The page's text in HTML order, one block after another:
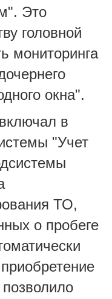
Это
головной
мониторинга
окна".
в
"Учет
ТО,
о пробеге